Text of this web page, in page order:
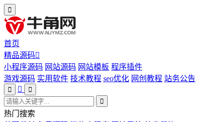
首页
精品源码
小程序源码 网站源码 网站模板 程序插件
游戏源码 实用软件 技术教程 seo优化 网创教程 站务公告
热门搜索